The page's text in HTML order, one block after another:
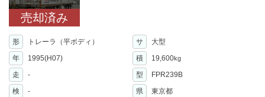
売却済み
形 トレーラ（平ボディ） サ
大型
年
1995(H07) 積 19,600kg
走 - 型
FPR239B
検
- 県 東京都